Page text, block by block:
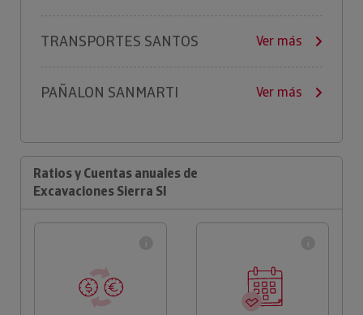
TRANSPORTES SANTOS Ver más
PAÑALON SANMARTI Ver más
Ratios y Cuentas anuales de
Excavaciones Sierra Sl